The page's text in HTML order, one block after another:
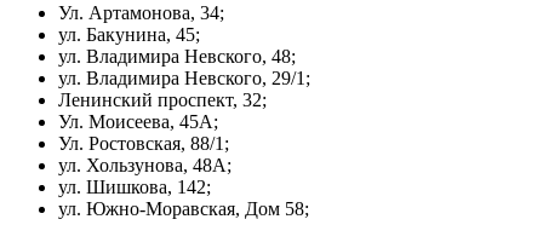
Ул. Артамонова, 34;
ул. Бакунина, 45;
ул. Владимира Невского, 48;
ул. Владимира Невского, 29/1;
Ленинский проспект, 32;
Ул. Моисеева, 45А;
Ул. Ростовская, 88/1;
ул. Хользунова, 48А;
ул. Шишкова, 142;
ул. Южно-Моравская, Дом 58;